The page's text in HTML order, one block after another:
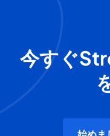
今すぐ